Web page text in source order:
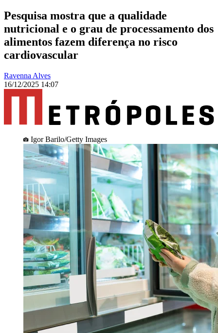
Pesquisa mostra que a qualidade
nutricional e o grau de processamento dos
alimentos fazem diferença no risco
cardiovascular
Ravenna Alves
16/12/2025 14:07
Igor Barilo/Getty Images